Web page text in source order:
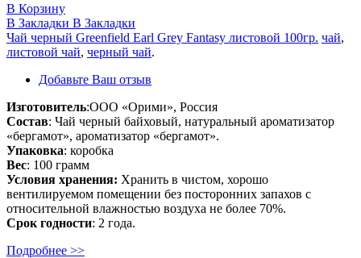
В Корзину
В Закладки В Закладки
Чай черный Greenfield Earl Grey Fantasy листовой 100гр. чай,
листовой чай, черный чай.
Добавьте Ваш отзыв
Изготовитель:ООО «Орими», Россия
Состав: Чай черный байховый, натуральный ароматизатор
«бергамот», ароматизатор «бергамот».
Упаковка: коробка
Вес: 100 грамм
Условия хранения: Хранить в чистом, хорошо
вентилируемом помещении без посторонних запахов с
относительной влажностью воздуха не более 70%.
Срок годности: 2 года.
Подробнее >>